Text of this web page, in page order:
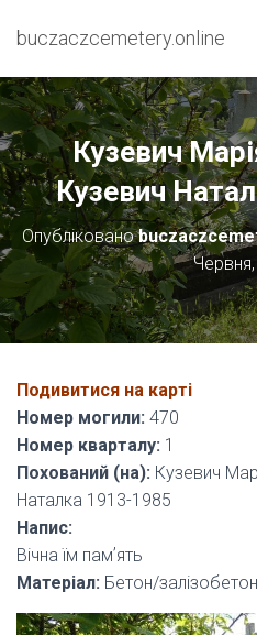
buczaczcemetery.online
Кузевич
Кузевич
Опубліковано
Подивитися на карті
Номер могили: 470
Номер кварталу: 1
Похований (на): Кузевич
Наталка 1913-1985
Напис:
Вічна їм памʼять
Матеріал: Бетон/